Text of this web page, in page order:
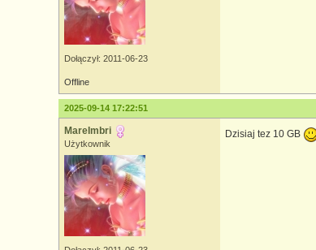
Dołączył: 2011-06-23
Offline
2025-09-14 17:22:51
MareImbri
Użytkownik
Dzisiaj tez 10 GB